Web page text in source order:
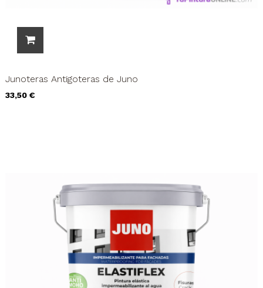
Junoteras Antigoteras de Juno
Precio
33,50 €